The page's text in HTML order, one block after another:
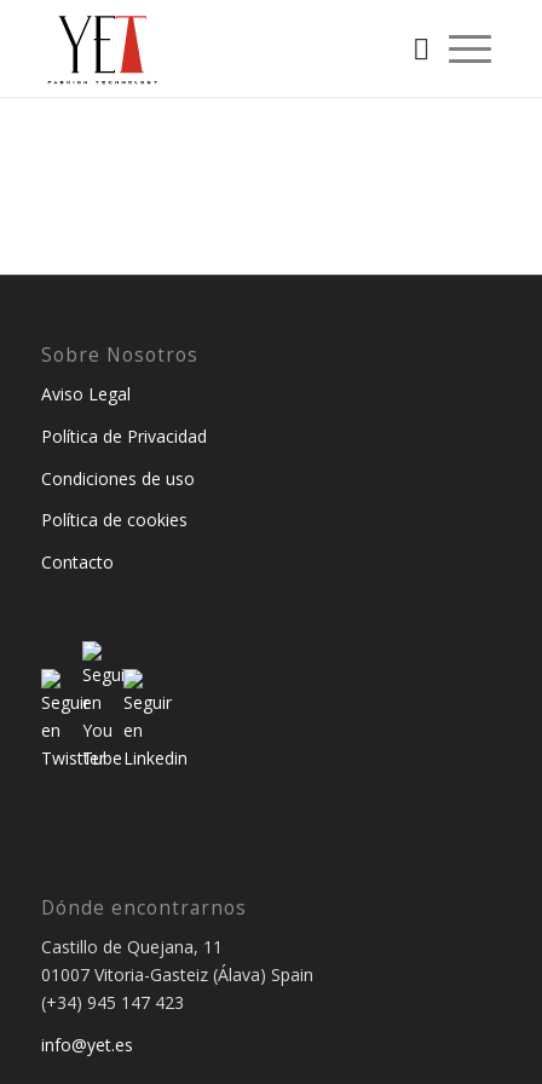
Sobre Nosotros
Aviso Legal
Política de Privacidad
Condiciones de uso
Política de cookies
Contacto
Dónde encontrarnos
Castillo de Quejana, 11
01007 Vitoria-Gasteiz (Álava) Spain
(+34) 945 147 423
info@yet.es